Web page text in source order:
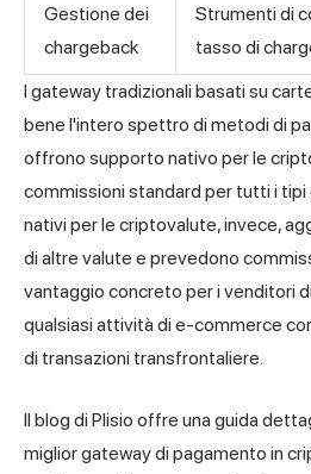
Gestione dei
chargeback
Strumenti di
tasso di
I gateway tradizionali basati su
bene l'intero spettro di metodi di
offrono supporto nativo per le
commissioni standard per tutti i tipi
nativi per le criptovalute, invece,
di altre valute e prevedono
vantaggio concreto per i venditori
qualsiasi attività di e-commerce
di transazioni transfrontaliere.
Il blog di Plisio offre una guida
miglior gateway di pagamento in